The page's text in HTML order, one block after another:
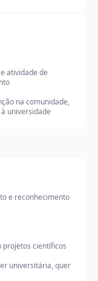
atividade de
na comunidade,
universidade
e reconhecimento
projetos científicos
universitária, quer